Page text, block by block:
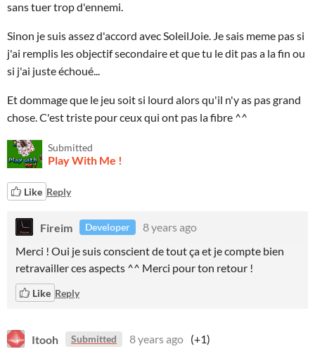
sans tuer trop d'ennemi.
Sinon je suis assez d'accord avec SoleilJoie. Je sais meme pas si
j'ai remplis les objectif secondaire et que tu le dit pas a la fin ou
si j'ai juste échoué...
Et dommage que le jeu soit si lourd alors qu'il n'y as pas grand
chose. C'est triste pour ceux qui ont pas la fibre ^^
Submitted
Play With Me !
Like Reply
Fireim Developer
8 years ago
Merci ! Oui je suis conscient de tout ça et je compte bien
retravailler ces aspects ^^ Merci pour ton retour !
Like Reply
Itooh Submitted 8 years ago (+1)